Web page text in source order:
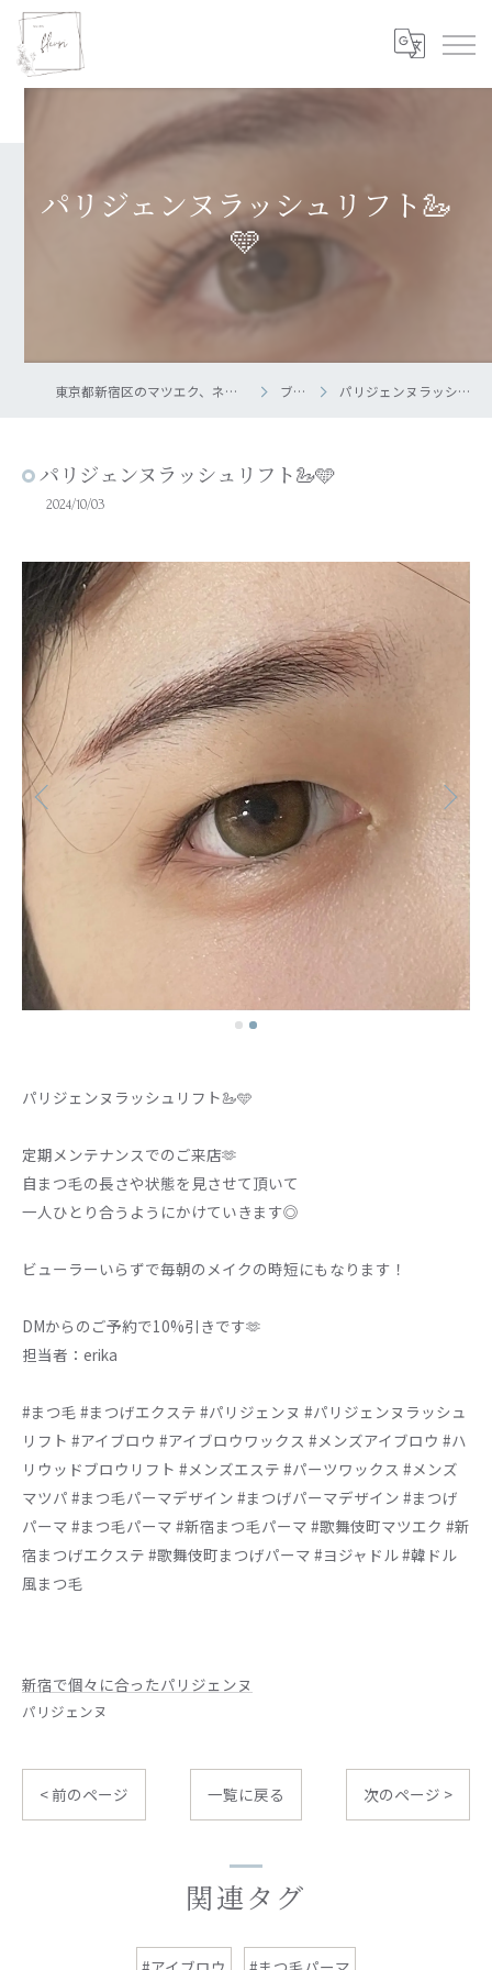
パリジェンヌラッシュリフト🦢
🩵
東京都新宿区のマツエク、ネイルならsalon fleuri ブログ パリジェンヌラッシュリフト🦢🩵
パリジェンヌラッシュリフト🦢🩵
2024/10/03
パリジェンヌラッシュリフト🦢🩵
定期メンテナンスでのご来店🫶
自まつ毛の長さや状態を見させて頂いて
一人ひとり合うようにかけていきます◎
ビューラーいらずで毎朝のメイクの時短にもなります！
DMからのご予約で10%引きです🫶
担当者：erika
#まつ毛 #まつげエクステ #パリジェンヌ #パリジェンヌラッシュ
リフト #アイブロウ #アイブロウワックス #メンズアイブロウ #ハ
リウッドブロウリフト #メンズエステ #パーツワックス #メンズ
マツパ #まつ毛パーマデザイン #まつげパーマデザイン #まつげ
パーマ #まつ毛パーマ #新宿まつ毛パーマ #歌舞伎町マツエク #新
宿まつげエクステ #歌舞伎町まつげパーマ #ヨジャドル #韓ドル
風まつ毛
新宿で個々に合ったパリジェンヌ
パリジェンヌ
< 前のページ 一覧に戻る 次のページ >
関連タグ